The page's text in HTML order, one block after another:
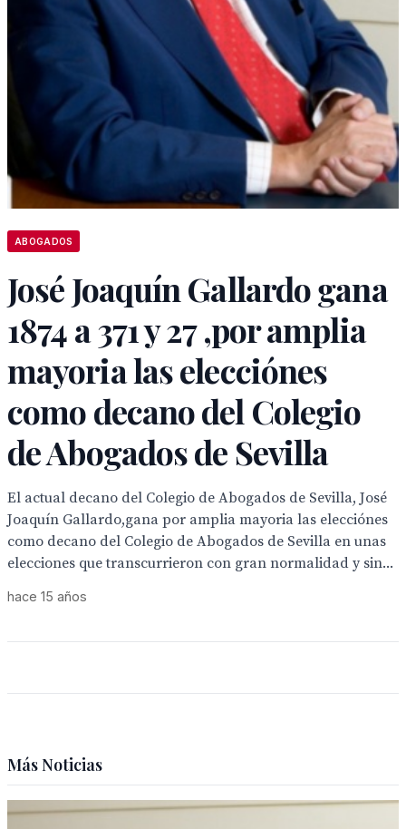
ABOGADOS
José Joaquín Gallardo gana
1874 a 371 y 27 ,por amplia
mayoria las elecciónes
como decano del Colegio
de Abogados de Sevilla
El actual decano del Colegio de Abogados de Sevilla, José
Joaquín Gallardo,gana por amplia mayoria las elecciónes
como decano del Colegio de Abogados de Sevilla en unas
elecciones que transcurrieron con gran normalidad y sin...
hace 15 años
Más Noticias